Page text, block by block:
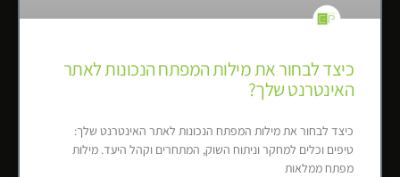
כיצד לבחור את מילות המפתח הנכונות לאתר
האינטרנט שלך?
כיצד לבחור את מילות המפתח הנכונות לאתר האינטרנט שלך:
טיפים וכלים למחקר וניתוח השוק, המתחרים וקהל היעד. מילות
מפתח ממלאות